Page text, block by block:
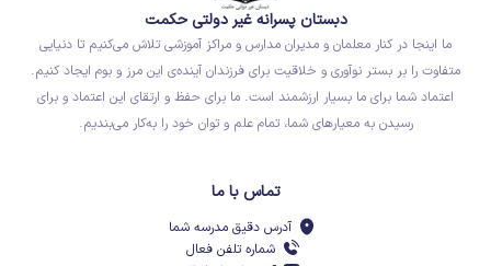
دبستان پسرانه غیر دولتی حکمت
ما اینجا در کنار معلمان و مدیران مدارس و مراکز آموزشی تلاش می‌کنیم تا دنیایی
متفاوت را بر بستر نوآوری و خلاقیت برای فرزندان آینده‌ی این مرز و بوم ایجاد کنیم.
اعتماد شما برای ما بسیار ارزشمند است. ما برای حفظ و ارتقای این اعتماد و برای
رسیدن به معیارهای شما، تمام علم و توان خود را به‌کار می‌بندیم.
تماس با ما
آدرس دقیق مدرسه شما
شماره تلفن فعال